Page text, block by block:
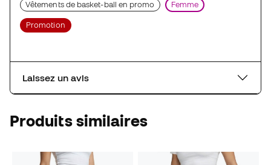
Vêtements de basket-ball en promo Femme
Promotion
Laissez un avis
Produits similaires